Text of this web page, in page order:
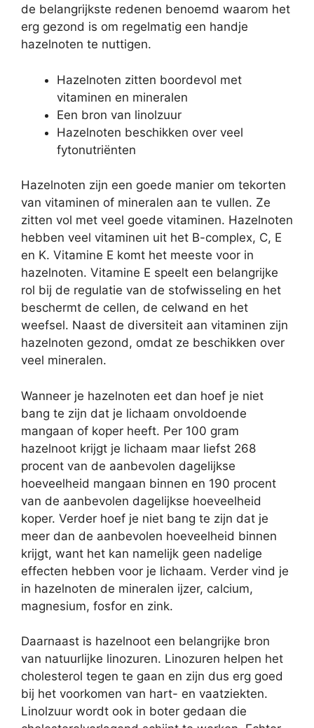
de belangrijkste redenen benoemd waarom het
erg gezond is om regelmatig een handje
hazelnoten te nuttigen.
Hazelnoten zitten boordevol met
vitaminen en mineralen
Een bron van linolzuur
Hazelnoten beschikken over veel
fytonutriënten
Hazelnoten zijn een goede manier om tekorten
van vitaminen of mineralen aan te vullen. Ze
zitten vol met veel goede vitaminen. Hazelnoten
hebben veel vitaminen uit het B-complex, C, E
en K. Vitamine E komt het meeste voor in
hazelnoten. Vitamine E speelt een belangrijke
rol bij de regulatie van de stofwisseling en het
beschermt de cellen, de celwand en het
weefsel. Naast de diversiteit aan vitaminen zijn
hazelnoten gezond, omdat ze beschikken over
veel mineralen.
Wanneer je hazelnoten eet dan hoef je niet
bang te zijn dat je lichaam onvoldoende
mangaan of koper heeft. Per 100 gram
hazelnoot krijgt je lichaam maar liefst 268
procent van de aanbevolen dagelijkse
hoeveelheid mangaan binnen en 190 procent
van de aanbevolen dagelijkse hoeveelheid
koper. Verder hoef je niet bang te zijn dat je
meer dan de aanbevolen hoeveelheid binnen
krijgt, want het kan namelijk geen nadelige
effecten hebben voor je lichaam. Verder vind je
in hazelnoten de mineralen ijzer, calcium,
magnesium, fosfor en zink.
Daarnaast is hazelnoot een belangrijke bron
van natuurlijke linozuren. Linozuren helpen het
cholesterol tegen te gaan en zijn dus erg goed
bij het voorkomen van hart- en vaatziekten.
Linolzuur wordt ook in boter gedaan die